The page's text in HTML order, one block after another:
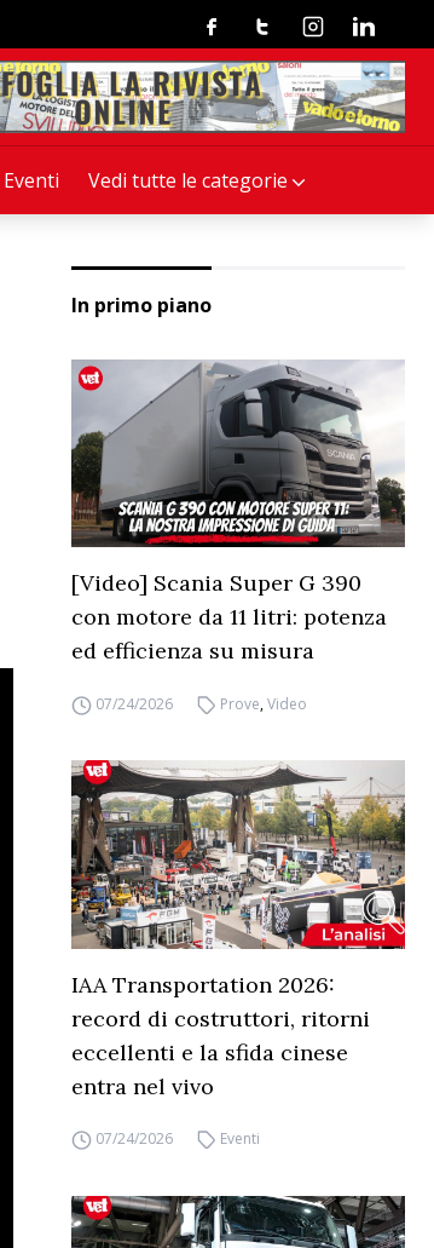
Eventi Vedi tutte le categorie
FacebookTwitterInstagramLinkedin
In primo piano
[Video] Scania Super G 390
con motore da 11 litri: potenza
ed efficienza su misura
07/24/2026 Prove,Video
IAA Transportation 2026:
record di costruttori, ritorni
eccellenti e la sfida cinese
entra nel vivo
07/24/2026 Eventi